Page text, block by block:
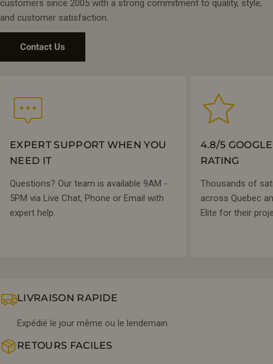
customers since 2005 with a strong commitment to quality, style,
and customer satisfaction.
Contact Us
EXPERT SUPPORT WHEN YOU
NEED IT
Questions? Our team is available 9AM -
5PM via Live Chat, Phone or Email with
expert help.
4.8/5
RATING
Thousands of
across Quebec
Elite for their
LIVRAISON RAPIDE
Expédié le jour même ou le lendemain
RETOURS FACILES